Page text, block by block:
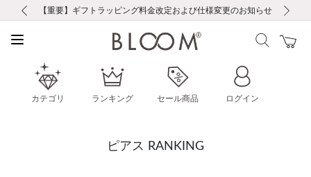
お修理・アフターサービスのご案内
【重要】令和８年熊本地震に伴う集配への影響について
【重要】ギフトラッピング料金改定および仕様変更のお知らせ
【重要】夏季休業の営業についてのご案内
税込5,500円以上で送料無料｜最短24時間以内に発送
新規会員登録で1000ポイントプレゼント！
新規LINE友だち登録で500円クーポンプレゼント
会員限定！レビュー投稿で100ポイントプレゼント
お修理・アフターサービスのご案内
【重要】令和８年熊本地震に伴う集配への影響について
カテゴリ ランキング セール商品 ログイン
ピアス RANKING